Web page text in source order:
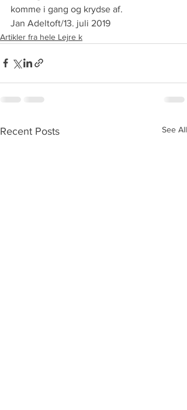
komme i gang og krydse af.
Jan Adeltoft/13. juli 2019
Artikler fra hele Lejre k
Recent Posts See All